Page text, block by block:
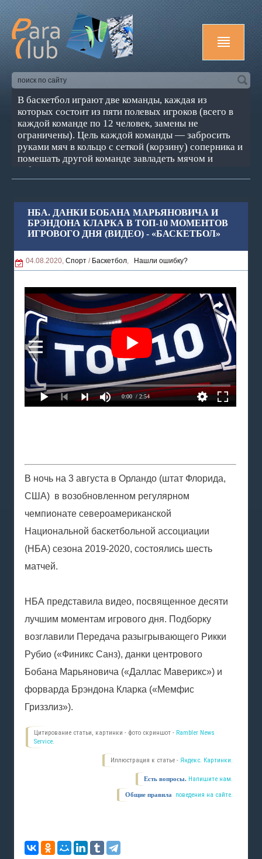
В баскетбол играют две команды, каждая из
которых состоит из пяти полевых игроков (всего в
каждой команде по 12 человек, замены не
ограничены). Цель каждой команды — забросить
руками мяч в кольцо с сеткой (корзину) соперника и
помешать другой команде завладеть мячом и
забросить его в свою корзину. Корзина находится на
высоте 3,05 м от пола (10 футов). За мяч,
засчитывается два очка, с дальней (из-за 3-х
очковой линии) — три очка; штрафной бросок
оценивается в одно очко. Стандартный размер
баскетбольной площадки — 28 м в длину и 15 м — в
ширину. Баскетбол — один из самых популярных
видов спорта в мире.
НБА. ДАНКИ БОБАНА МАРЬЯНОВИЧА И
БРЭНДОНА КЛАРКА В ТОП-10 МОМЕНТОВ
ИГРОВОГО ДНЯ (ВИДЕО) - «БАСКЕТБОЛ»
04.08.2020, Спорт / Баскетбол, Нашли ошибку?
0:00 / 2:54
В ночь на 3 августа в Орландо (штат Флорида,
США) в возобновленном регулярном
чемпионате североамериканской
Национальной баскетбольной ассоциации
(НБА) сезона 2019-2020, состоялись шесть
матчей.
НБА представила видео, посвященное десяти
лучшим моментам игрового дня. Подборку
возглавили Передача разыгрывающего Рикки
Рубио («Финикс Санз), данки центрового
Бобана Марьяновича («Даллас Маверикс») и
форварда Брэндона Кларка («Мемфис
Гриззлиз»).
Цитирование статьи, картинки - фото скриншот - Rambler News
Service.
Иллюстрация к статье - Яндекс. Картинки.
Есть вопросы. Напишите нам.
Общие правила поведения на сайте.